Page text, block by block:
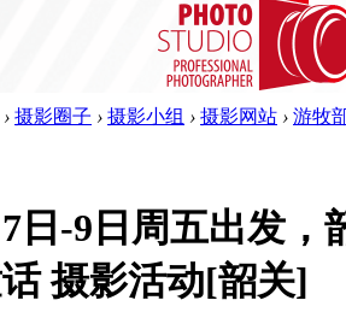
› 摄影圈子 › 摄影小组 › 摄影网站 › 游牧
日-9日周五出发
摄影活动[韶关]